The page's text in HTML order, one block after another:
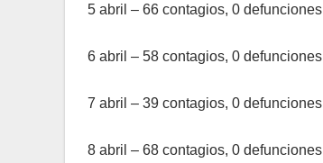
5 abril – 66 contagios, 0 defunciones
6 abril – 58 contagios, 0 defunciones
7 abril – 39 contagios, 0 defunciones
8 abril – 68 contagios, 0 defunciones